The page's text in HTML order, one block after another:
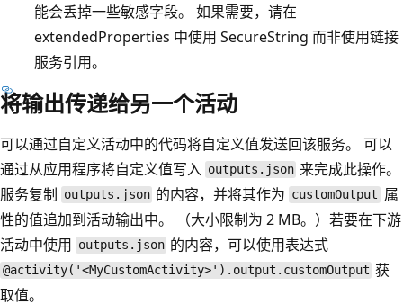
能会丢掉一些敏感字段。 如果需要，请在
extendedProperties 中使用 SecureString 而非使用链接
服务引用。
将输出传递给另一个活动
可以通过自定义活动中的代码将自定义值发送回该服务。 可以
通过从应用程序将自定义值写入 outputs.json 来完成此操作。
服务复制 outputs.json 的内容，并将其作为 customOutput 属
性的值追加到活动输出中。 （大小限制为 2 MB。）若要在下游
活动中使用 outputs.json 的内容，可以使用表达式
@activity('<MyCustomActivity>').output.customOutput 获
取值。